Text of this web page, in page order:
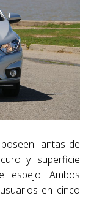
llantas de
y superficie
espejo. Ambos
en cinco